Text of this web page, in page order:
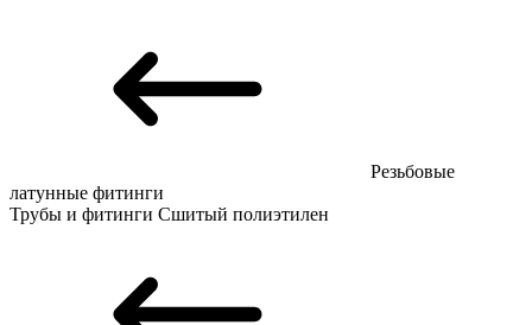
Резьбовые
латунные фитинги
Трубы и фитинги Сшитый полиэтилен